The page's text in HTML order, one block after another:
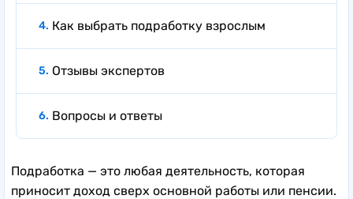
Как выбрать подработку взрослым
Отзывы экспертов
Вопросы и ответы
Подработка — это любая деятельность, которая
приносит доход сверх основной работы или пенсии.